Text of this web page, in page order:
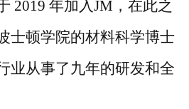
2019 年加入JM，在此之
士顿学院的材料科学博士
业从事了九年的研发和全